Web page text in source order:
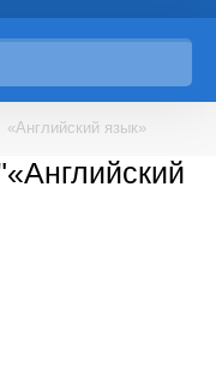
«Английский язык»